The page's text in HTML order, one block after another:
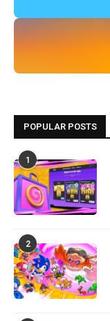
POPULAR POSTS
1
2